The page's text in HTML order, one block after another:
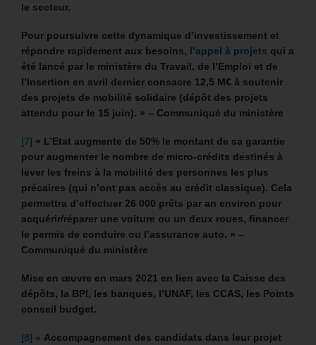
le secteur.
Pour poursuivre cette dynamique d’investissement et
répondre rapidement aux besoins, l’appel à projets qui a
été lancé par le ministère du Travail, de l’Emploi et de
l’Insertion en avril dernier consacre 12,5 M€ à soutenir
des projets de mobilité solidaire (dépôt des projets
attendu pour le 15 juin). » – Communiqué du ministère
[7] « L’Etat augmente de 50% le montant de sa garantie
pour augmenter le nombre de micro-crédits destinés à
lever les freins à la mobilité des personnes les plus
précaires (qui n’ont pas accès au crédit classique). Cela
permettra d’effectuer 26 000 prêts par an environ pour
acquérir/réparer une voiture ou un deux roues, financer
le permis de conduire ou l’assurance auto. » –
Communiqué du ministère
Mise en œuvre en mars 2021 en lien avec la Caisse des
dépôts, la BPI, les banques, l’UNAF, les CCAS, les Points
conseil budget.
[8] « Accompagnement des candidats dans leur projet